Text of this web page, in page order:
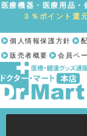
医療機器・医療用品
３％ポイント還
個人情報保護方針
販売者概要
会員ペ